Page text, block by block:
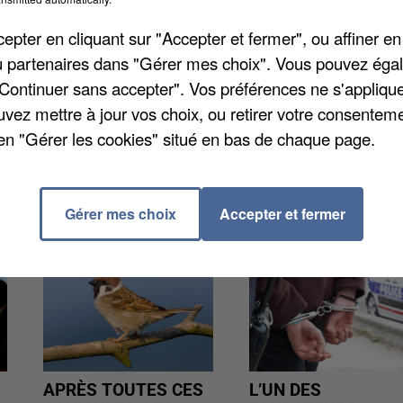
avec sursis pour avoir frappé à coups de
se sont déroulés lundi lors d'une dispute qui a
pas porté plainte, s'est vue prescrire 10 jours
en contestant avoir voulu tuer. Elle a également
long moment.
APRÈS TOUTES CES
L’UN DES
en cliquant sur "Accepter et fermer", ou affiner
partenaires dans "Gérer mes choix". Vous pouvez
sans accepter". Vos préférences ne
mettre à jour vos choix, ou retirer votre
"Gérer les cookies" situé en bas de chaque page.
Gérer mes choix Accepter et fermer